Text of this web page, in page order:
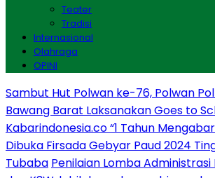
Teater
Tradisi
Internasional
Olahraga
OPINI
Sambut Hut Polwan ke-76, Polwan
Bawang Barat Laksanakan Goes to
Kabarindonesia.co “1 Tahun
Dibuka Firsada Gebyar Paud 2024
Tubaba Penilaian Lomba Administrasi